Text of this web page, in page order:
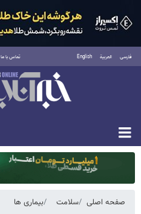
فارسی العربية English تماس با ما
دوشنبه ۱۹ مرداد ۱۴۰۵
صفحه اصلی سلامت بیماری ها